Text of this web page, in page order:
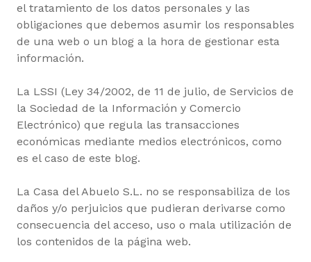
el tratamiento de los datos personales y las
obligaciones que debemos asumir los responsables
de una web o un blog a la hora de gestionar esta
información.
La LSSI (Ley 34/2002, de 11 de julio, de Servicios de
la Sociedad de la Información y Comercio
Electrónico) que regula las transacciones
económicas mediante medios electrónicos, como
es el caso de este blog.
La Casa del Abuelo S.L. no se responsabiliza de los
daños y/o perjuicios que pudieran derivarse como
consecuencia del acceso, uso o mala utilización de
los contenidos de la página web.